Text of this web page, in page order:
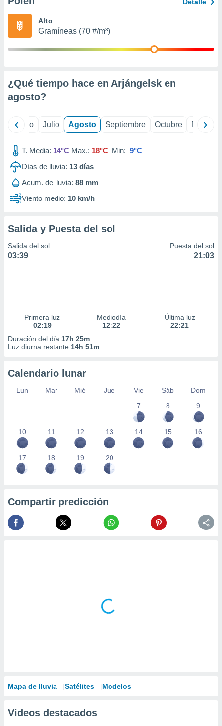
publicidad
1199
Detalle
Alto
Gramíneas (70 #/m³)
¿Qué tiempo hace en Arjángelsk en
agosto?
Junio Julio Agosto Septiembre Octubre
T. Media: 14°C Max.: 18°C Min: 9°C
Días de lluvia: 13 días
Acum. de lluvia: 88 mm
Viento medio: 10 km/h
Salida y Puesta del sol
Salida del sol
03:39
Puesta del sol
21:03
Primera luz
02:19
Mediodía
12:22
Última luz
22:21
Duración del día 17h 25m
Luz diurna restante 14h 51m
Calendario lunar
Lun Mar Mié Jue Vie Sáb
Dom
7
8 9
10 11 12 13 14 15 16
17 18 19 20
Compartir predicción
Mapa de lluvia Satélites Modelos
Videos destacados